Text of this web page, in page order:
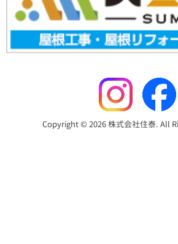
Copyright © 2026 株式会社住泰. All